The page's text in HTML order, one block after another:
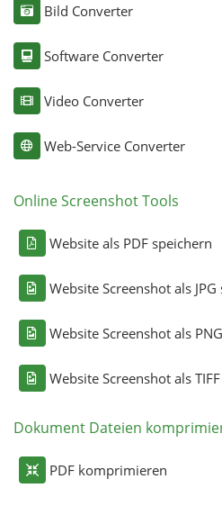
Bild Converter
Software Converter
Video Converter
Web-Service Converter
Online Screenshot Tools
Website als PDF speichern
Website Screenshot als
Website Screenshot als
Website Screenshot als
Dokument Dateien
PDF komprimieren